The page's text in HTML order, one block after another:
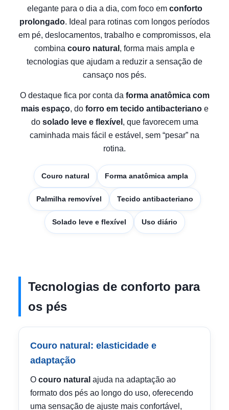
elegante para o dia a dia, com foco em conforto
prolongado. Ideal para rotinas com longos períodos
em pé, deslocamentos, trabalho e compromissos, ela
combina couro natural , forma mais ampla e
tecnologias que ajudam a reduzir a sensação de
cansaço nos pés.
O destaque fica por conta da forma anatômica com
mais espaço, do forro em tecido antibacterianoe
do solado leve e flexível , que favorecem uma
caminhada mais fácil e estável, sem “pesar” na
rotina.
Couro natural Forma anatômica ampla
Palmilha removível Tecido antibacteriano
Solado leve e flexível Uso diário
Tecnologias de conforto para
os pés
Couro natural: elasticidade e
adaptação
O couro natural ajuda na adaptação ao
formato dos pés ao longo do uso, oferecendo
uma sensação de ajuste mais confortável,